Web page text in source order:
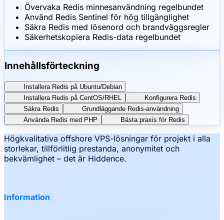
Övervaka Redis minnesanvändning regelbundet
Använd Redis Sentinel för hög tillgänglighet
Säkra Redis med lösenord och brandväggsregler
Säkerhetskopiera Redis-data regelbundet
Innehållsförteckning
Installera Redis på Ubuntu/Debian
Installera Redis på CentOS/RHEL
Konfigurera Redis
Säkra Redis
Grundläggande Redis-användning
Använda Redis med PHP
Bästa praxis för Redis
Högkvalitativa offshore VPS-lösningar för projekt i alla
storlekar, tillförlitlig prestanda, anonymitet och
bekvämlighet – det är Hiddence.
Information